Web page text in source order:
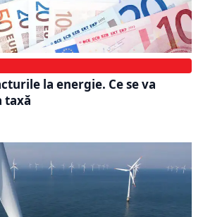
la energie. Ce se va
taxă